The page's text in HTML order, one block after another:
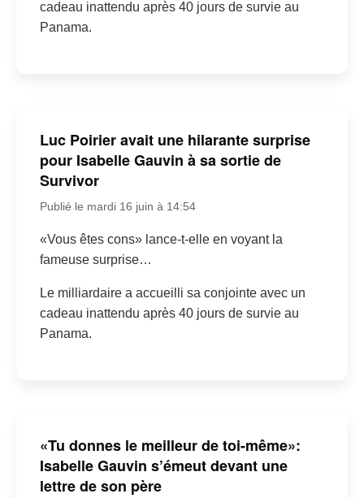
cadeau inattendu après 40 jours de survie au
Panama.
Luc Poirier avait une hilarante surprise
pour Isabelle Gauvin à sa sortie de
Survivor
Publié le mardi 16 juin à 14:54
«Vous êtes cons» lance-t-elle en voyant la
fameuse surprise…
Le milliardaire a accueilli sa conjointe avec un
cadeau inattendu après 40 jours de survie au
Panama.
«Tu donnes le meilleur de toi-même»:
Isabelle Gauvin s’émeut devant une
lettre de son père